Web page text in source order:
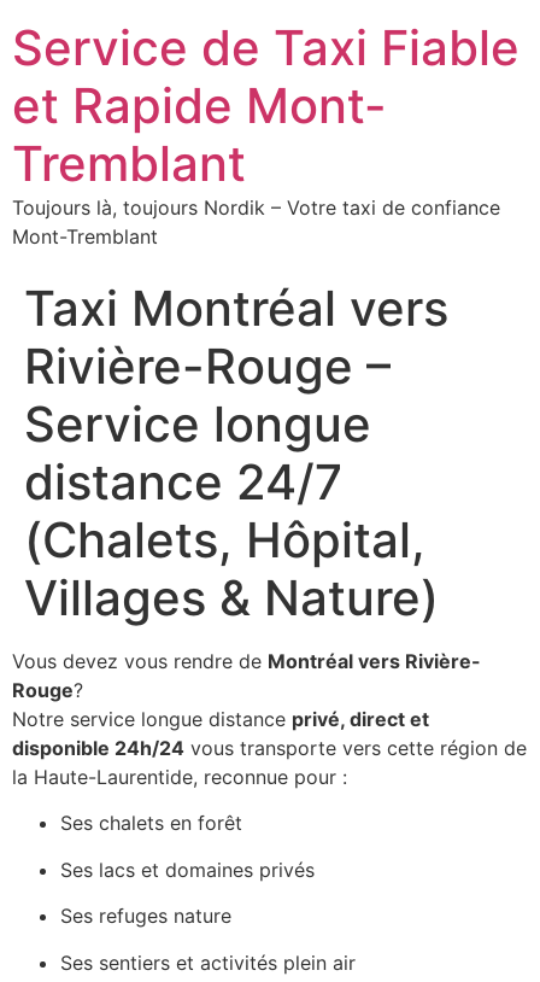
Service de Taxi Fiable
et Rapide Mont-
Tremblant
Toujours là, toujours Nordik – Votre taxi de confiance
Mont-Tremblant
Taxi Montréal vers
Rivière-Rouge –
Service longue
distance 24/7
(Chalets, Hôpital,
Villages & Nature)
Vous devez vous rendre de Montréal vers Rivière-
Rouge?
Notre service longue distance privé, direct et
disponible 24h/24 vous transporte vers cette région de
la Haute-Laurentide, reconnue pour :
Ses chalets en forêt
Ses lacs et domaines privés
Ses refuges nature
Ses sentiers et activités plein air